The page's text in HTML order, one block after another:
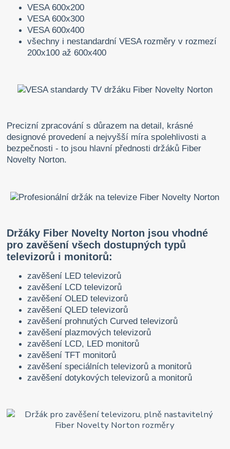
VESA 600x200
VESA 600x300
VESA 600x400
všechny i nestandardní VESA rozměry v rozmezí
200x100 až 600x400
Precizní zpracování s důrazem na detail, krásné
designové provedení a nejvyšší míra spolehlivosti a
bezpečnosti - to jsou hlavní přednosti držáků Fiber
Novelty Norton.
Držáky Fiber Novelty Norton jsou vhodné
pro zavěšení všech dostupných typů
televizorů i monitorů:
zavěšení LED televizorů
zavěšení LCD televizorů
zavěšení OLED televizorů
zavěšení QLED televizorů
zavěšení prohnutých Curved televizorů
zavěšení plazmových televizorů
zavěšení LCD, LED monitorů
zavěšení TFT monitorů
zavěšení speciálních televizorů a monitorů
zavěšení dotykových televizorů a monitorů